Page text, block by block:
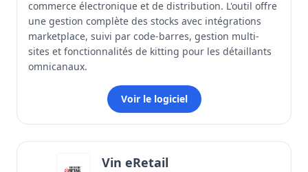
commerce électronique et de distribution. L'outil offre
une gestion complète des stocks avec intégrations
marketplace, suivi par code-barres, gestion multi-
sites et fonctionnalités de kitting pour les détaillants
omnicanaux.
Voir le logiciel
Vin eRetail